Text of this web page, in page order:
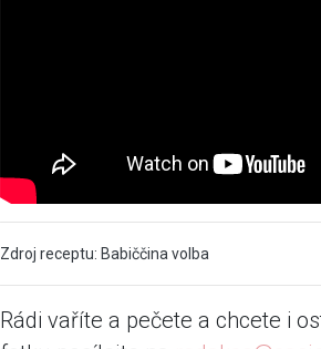
Zdroj receptu: Babiččina volba
Rádi vaříte a pečete a chcete i